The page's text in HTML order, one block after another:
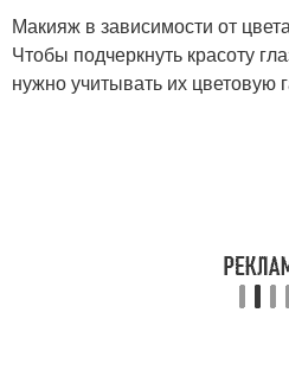
Макияж в зависимости от
Чтобы подчеркнуть красоту
нужно учитывать их цветовую